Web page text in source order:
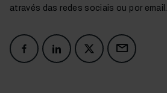
através das redes sociais ou por email.